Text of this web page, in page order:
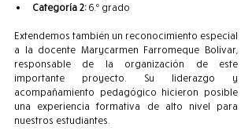
Categoría 2: 6.º grado
Extendemos también un reconocimiento especial
a la docente Marycarmen Farromeque Bolívar,
responsable de la organización de este
importante proyecto. Su liderazgo y
acompañamiento pedagógico hicieron posible
una experiencia formativa de alto nivel para
nuestros estudiantes.